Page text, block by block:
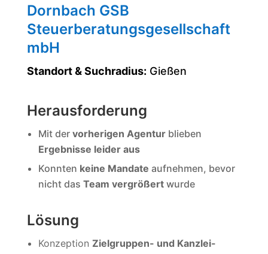
Dornbach GSB
Steuerberatungsgesellschaft
mbH
Standort & Suchradius: Gießen
Herausforderung
Mit der vorherigen Agenturblieben
Ergebnisse leider aus
Konnten keine Mandate aufnehmen, bevor
nicht das Team vergrößertwurde
Lösung
Konzeption Zielgruppen- und Kanzlei-